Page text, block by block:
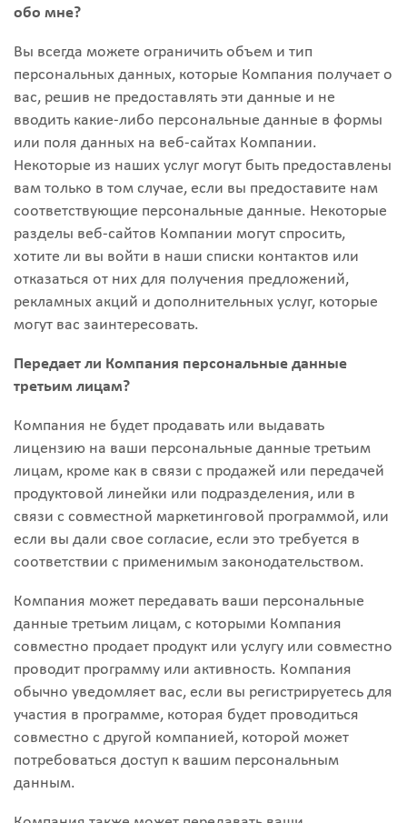
обо мне?
Вы всегда можете ограничить объем и тип
персональных данных, которые Компания получает о
вас, решив не предоставлять эти данные и не
вводить какие-либо персональные данные в формы
или поля данных на веб-сайтах Компании.
Некоторые из наших услуг могут быть предоставлены
вам только в том случае, если вы предоставите нам
соответствующие персональные данные. Некоторые
разделы веб-сайтов Компании могут спросить,
хотите ли вы войти в наши списки контактов или
отказаться от них для получения предложений,
рекламных акций и дополнительных услуг, которые
могут вас заинтересовать.
Передает ли Компания персональные данные
третьим лицам?
Компания не будет продавать или выдавать
лицензию на ваши персональные данные третьим
лицам, кроме как в связи с продажей или передачей
продуктовой линейки или подразделения, или в
связи с совместной маркетинговой программой, или
если вы дали свое согласие, если это требуется в
соответствии с применимым законодательством.
Компания может передавать ваши персональные
данные третьим лицам, с которыми Компания
совместно продает продукт или услугу или совместно
проводит программу или активность. Компания
обычно уведомляет вас, если вы регистрируетесь для
участия в программе, которая будет проводиться
совместно с другой компанией, которой может
потребоваться доступ к вашим персональным
данным.